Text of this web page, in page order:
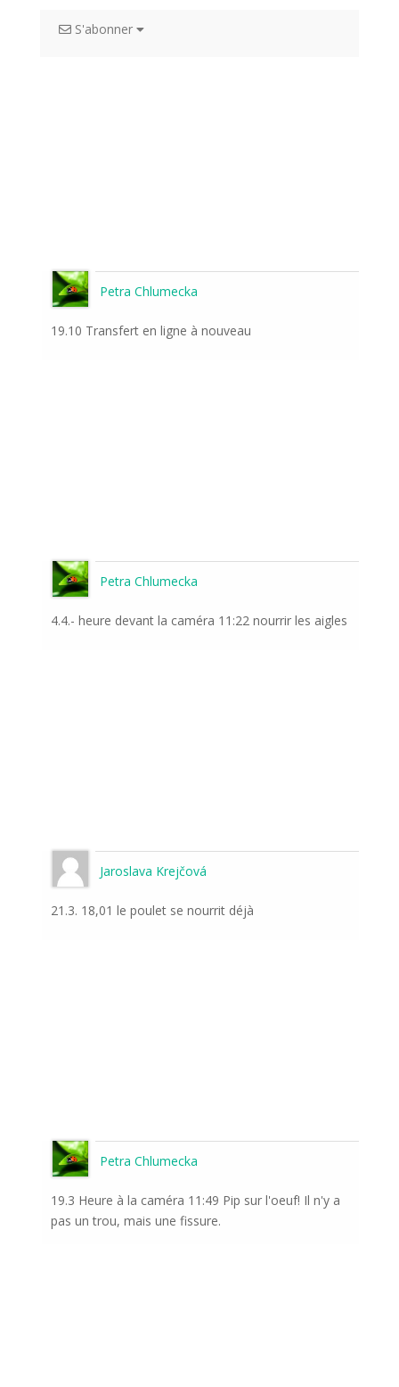
S'abonner
Petra Chlumecka
19.10 Transfert en ligne à nouveau
Petra Chlumecka
4.4.- heure devant la caméra 11:22 nourrir les aigles
Jaroslava Krejčová
21.3. 18,01 le poulet se nourrit déjà
Petra Chlumecka
19.3 Heure à la caméra 11:49 Pip sur l'oeuf! Il n'y a
pas un trou, mais une fissure.